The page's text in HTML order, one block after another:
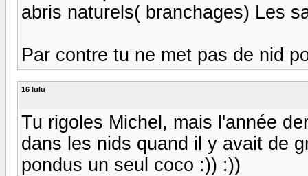
abris naturels( branchages) Les
Par contre tu ne met pas de nid
16 lulu
Tu rigoles Michel, mais l'année
dans les nids quand il y avait de
pondus un seul coco :)) :))